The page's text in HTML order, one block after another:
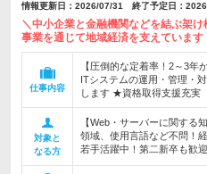
情報更新日：2026/07/31 終了予定日：
＼中小企業と金融機関などを結ぶ架
事業を通じて地域経済を支えています
仕事内容
【圧倒的な定着率！2～3年
ITシステムの運用・管理・
します ★資格取得支援充実
対象と
なる方
【Web・サーバーに関する
領域、使用言語など不問！
若手活躍中！第二新卒も歓迎